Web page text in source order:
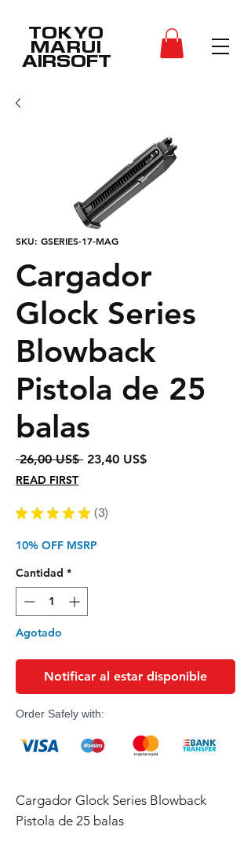
TOKYO
MARUI
AIRSOFT
SKU: GSERIES-17-MAG
Cargador
Glock Series
Blowback
Pistola de 25
balas
26,00 US$ Precio
23,40 US$Precio
READ FIRST
★ ★ ★ ★ ★ 3
3
10% OFF MSRP
Cantidad *
Agotado
Notificar al estar disponible
Order Safely with:
Cargador Glock Series Blowback
Pistola de 25 balas